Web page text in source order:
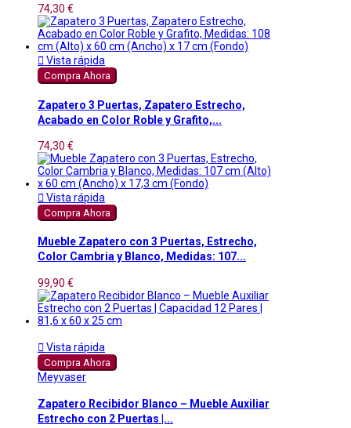
74,30 €
 Vista rápida
Compra Ahora
Zapatero 3 Puertas, Zapatero Estrecho,
Acabado en Color Roble y Grafito,...
74,30 €
 Vista rápida
Compra Ahora
Mueble Zapatero con 3 Puertas, Estrecho,
Color Cambria y Blanco, Medidas: 107...
99,90 €
 Vista rápida
Compra Ahora
Meyvaser
Zapatero Recibidor Blanco – Mueble Auxiliar
Estrecho con 2 Puertas |...